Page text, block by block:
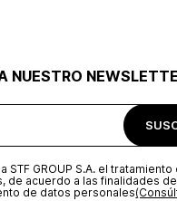
NUESTRO
STF GROUP S.A. el
de acuerdo a las finalidades
de datos personales‎